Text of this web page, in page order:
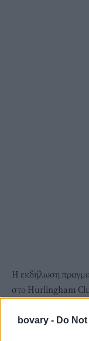
bovary - Do
Η εκδήλωση
στο Hurlingham
παρουσίαση